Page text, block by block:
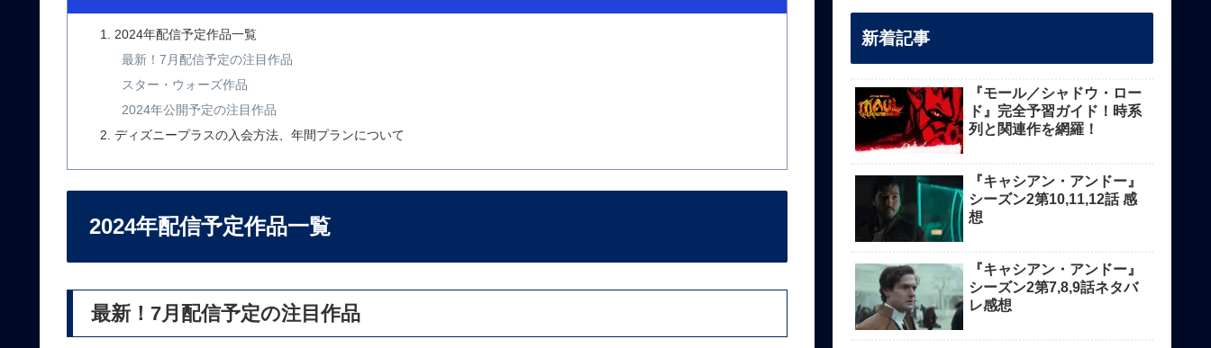
2024年配信予定作品一覧
最新！7月配信予定の注目作品
スター・ウォーズ作品
2024年公開予定の注目作品
ディズニープラスの入会方法、年間プランについて
2024年配信予定作品一覧
最新！7月配信予定の注目作品
新着記事
『モール／シャドウ・ロー
ド』完全予習ガイド！時系
列と関連作を網羅！
『キャシアン・アンドー』
シーズン2第10,11,12話 感
想
『キャシアン・アンドー』
シーズン2第7,8,9話ネタバ
レ感想